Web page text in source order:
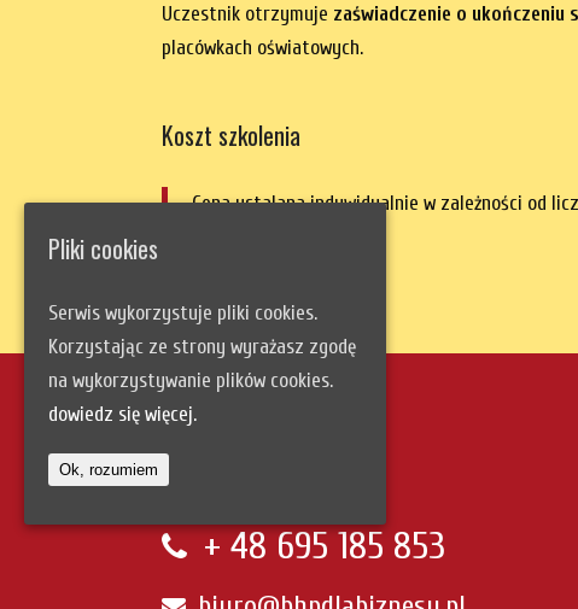
Uczestnik otrzymuje zaświadczenie o ukończeniu
placówkach oświatowych.
Koszt szkolenia
Cena ustalana indywidualnie w zależności od
Szybki kontakt:
+ 48695 185 853
Pliki cookies
Serwis wykorzystuje pliki cookies.
Korzystając ze strony wyrażasz zgodę
na wykorzystywanie plików cookies.
dowiedz się więcej.
Ok, rozumiem